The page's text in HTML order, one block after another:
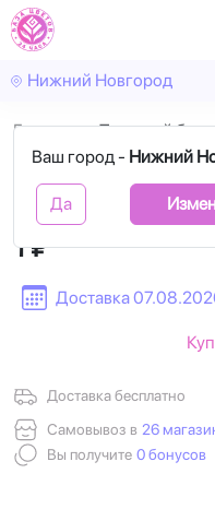
Нижний Новгород
Ваш город - Нижний
Да
Главная Тестовый
Назад
Тестовый
Доставка
1 ₽
Доставка бесплатно
Самовывоз в 26
Вы получите 0 бонусов